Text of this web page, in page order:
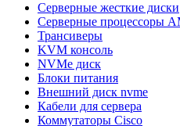
Серверные жесткие диски
Серверные процессоры
Трансиверы
KVM консоль
NVMe диск
Блоки питания
Внешний диск nvme
Кабели для сервера
Коммутаторы Cisco